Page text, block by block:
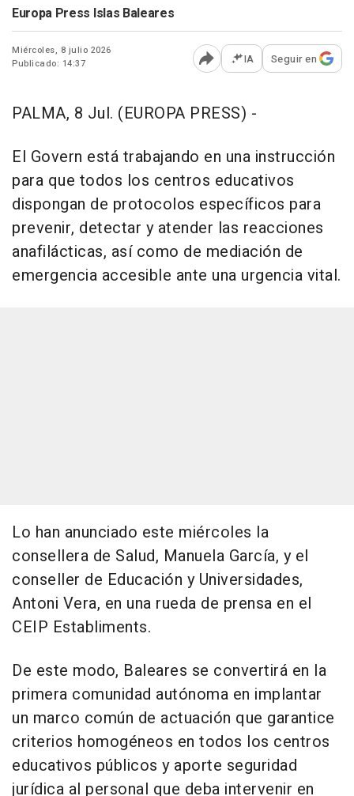
Europa Press Islas Baleares
Miércoles, 8 julio 2026
Publicado: 14:37
Abrir opciones para
IA Seguir en
PALMA, 8 Jul. (EUROPA PRESS) -
El Govern está trabajando en una instrucción
para que todos los centros educativos
dispongan de protocolos específicos para
prevenir, detectar y atender las reacciones
anafilácticas, así como de mediación de
emergencia accesible ante una urgencia vital.
Lo han anunciado este miércoles la
consellera de Salud, Manuela García, y el
conseller de Educación y Universidades,
Antoni Vera, en una rueda de prensa en el
CEIP Establiments.
De este modo, Baleares se convertirá en la
primera comunidad autónoma en implantar
un marco común de actuación que garantice
criterios homogéneos en todos los centros
educativos públicos y aporte seguridad
jurídica al personal que deba intervenir en